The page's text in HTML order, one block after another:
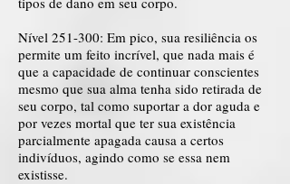
Nível 251-300: Em pico, sua resiliência os
permite um feito incrível, que nada mais é
que a capacidade de continuar conscientes
mesmo que sua alma tenha sido retirada de
seu corpo, tal como suportar a dor aguda e
por vezes mortal que ter sua existência
parcialmente apagada causa a certos
indivíduos, agindo como se essa nem
existisse.